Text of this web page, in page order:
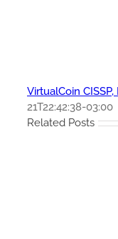
VirtualCoin CISSP,
21T22:42:38-03:00
Related Posts